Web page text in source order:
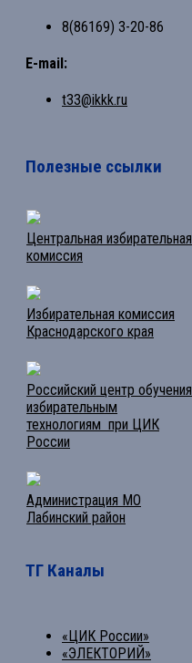
8(86169) 3-20-86
E-mail:
t33@ikkk.ru
Полезные ссылки
Центральная избирательная
комиссия
Избирательная комиссия
Краснодарского края
Российский центр обучения
избирательным
технологиям при ЦИК
России
Администрация МО
Лабинский район
ТГ Каналы
«ЦИК России»
«ЭЛЕКТОРИЙ»